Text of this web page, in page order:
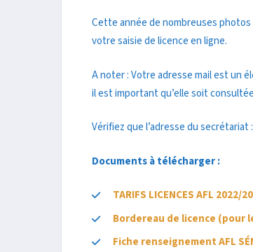
Cette année de nombreuses
votre saisie de licence en ligne.
A noter : Votre adresse mail est un
il est important qu’elle soit
Vérifiez que l’adresse du secrétariat :
Documents à télécharger :
TARIFS LICENCES AFL 2022/
Bordereau de licence (pour
Fiche renseignement AFL